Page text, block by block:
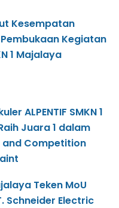
Kesempatan
Kegiatan
1 Majalaya
ALPENTIF SMKN 1
Juara 1 dalam
and Competition
Teken MoU
Schneider Electric